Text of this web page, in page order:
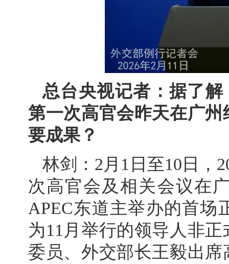
总台央视记者：据了
第一次高官会昨天在广
要成果？
林剑：2月1日至10日，
次高官会及相关会议在
APEC东道主举办的首场
为11月举行的领导人非
委员、外交部长王毅出